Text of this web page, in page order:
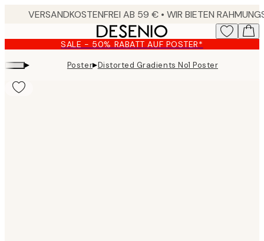
content.
SALE - 50% RABATT AUF POSTER*
▸ Poster▸Distorted Gradients No1 Poster